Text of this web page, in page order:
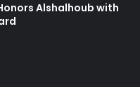
Alshalhoub with